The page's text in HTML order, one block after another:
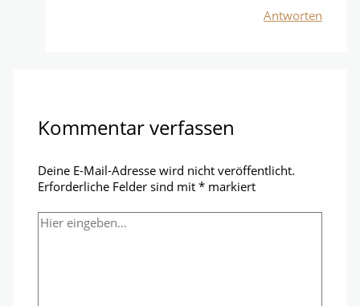
Antworten
Kommentar verfassen
Deine E-Mail-Adresse wird nicht veröffentlicht.
Erforderliche Felder sind mit* markiert
Hier
eingeben…